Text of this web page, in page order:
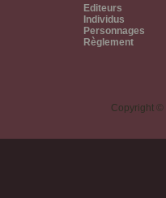
Editeurs
Individus
Personnages
Règlement
Copyright ©